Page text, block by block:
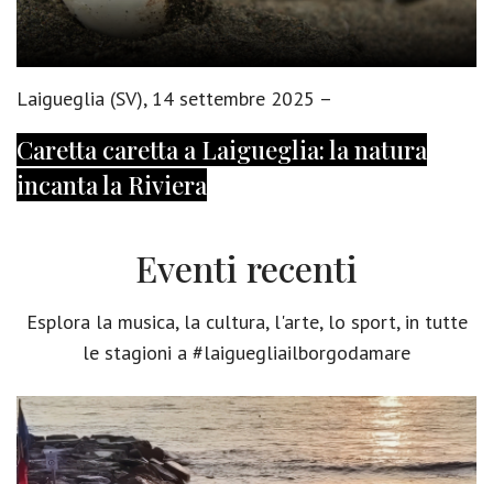
Caretta caretta a Laigueglia: la natura
incanta la Riviera
Laigueglia (SV), 14 settembre 2025 –
Eventi recenti
Esplora la musica, la cultura, l'arte, lo sport, in tutte
le stagioni a #laiguegliailborgodamare